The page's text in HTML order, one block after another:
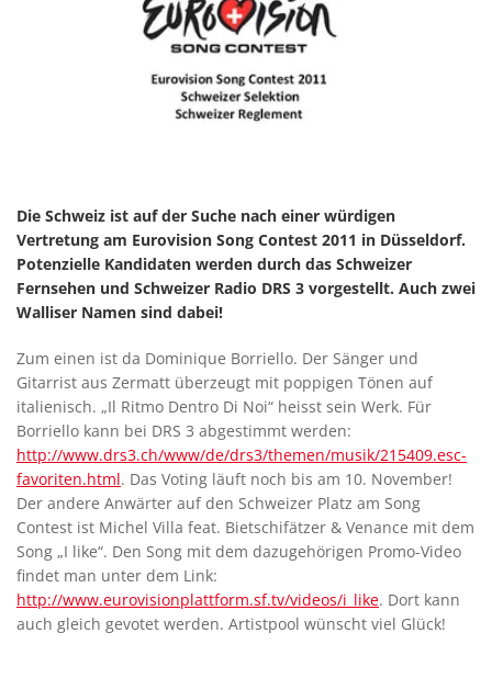
Die Schweiz ist auf der Suche nach einer würdigen
Vertretung am Eurovision Song Contest 2011 in Düsseldorf.
Potenzielle Kandidaten werden durch das Schweizer
Fernsehen und Schweizer Radio DRS 3 vorgestellt. Auch zwei
Walliser Namen sind dabei!
Zum einen ist da Dominique Borriello. Der Sänger und
Gitarrist aus Zermatt überzeugt mit poppigen Tönen auf
italienisch. „Il Ritmo Dentro Di Noi“ heisst sein Werk. Für
Borriello kann bei DRS 3 abgestimmt werden:
http://www.drs3.ch/www/de/drs3/themen/musik/215409.esc-
favoriten.html. Das Voting läuft noch bis am 10. November!
Der andere Anwärter auf den Schweizer Platz am Song
Contest ist Michel Villa feat. Bietschifätzer & Venance mit dem
Song „I like“. Den Song mit dem dazugehörigen Promo-Video
findet man unter dem Link:
http://www.eurovisionplattform.sf.tv/videos/i_like. Dort kann
auch gleich gevotet werden. Artistpool wünscht viel Glück!